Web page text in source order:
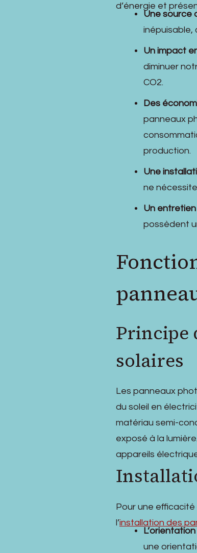
d’énergie et
Une source
inépuisable,
Un impact
diminuer
CO2.
Des
panneaux
production.
Une
ne
Un
possèdent
Principe
solaires
Les panneaux
du soleil en
matériau semi-
exposé à la
appareils
Pour une
l’installation des
L’orientation
une